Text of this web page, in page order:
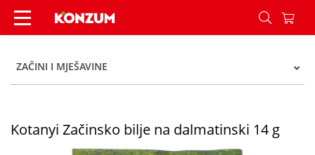
Kotanyi Začinsko bilje na dalmatinski 14 g -
ZAČINI I MJEŠAVINE
Kotanyi Začinsko bilje na dalmatinski 14 g